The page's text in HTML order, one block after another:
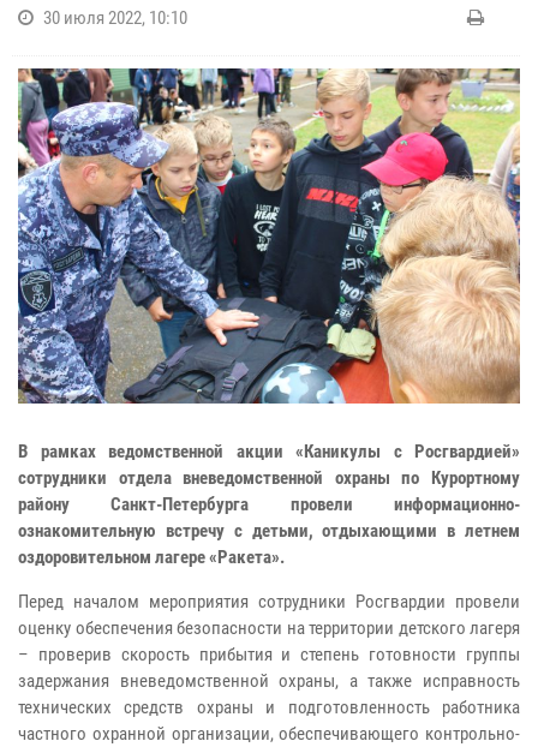
30 июля 2022, 10:10
В рамках ведомственной акции «Каникулы с Росгвардией»
сотрудники отдела вневедомственной охраны по Курортному
району Санкт-Петербурга провели информационно-
ознакомительную встречу с детьми, отдыхающими в летнем
оздоровительном лагере «Ракета».
Перед началом мероприятия сотрудники Росгвардии провели
оценку обеспечения безопасности на территории детского лагеря
– проверив скорость прибытия и степень готовности группы
задержания вневедомственной охраны, а также исправность
технических средств охраны и подготовленность работника
частного охранной организации, обеспечивающего контрольно-